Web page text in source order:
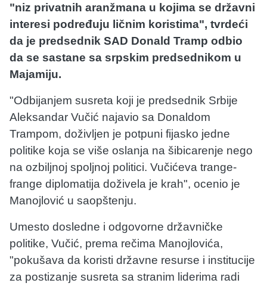
"niz privatnih aranžmana u kojima se državni
interesi podređuju ličnim koristima", tvrdeći
da je predsednik SAD Donald Tramp odbio
da se sastane sa srpskim predsednikom u
Majamiju.
"Odbijanjem susreta koji je predsednik Srbije
Aleksandar Vučić najavio sa Donaldom
Trampom, doživljen je potpuni fijasko jedne
politike koja se više oslanja na šibicarenje nego
na ozbiljnoj spoljnoj politici. Vučićeva trange-
frange diplomatija doživela je krah", ocenio je
Manojlović u saopštenju.
Umesto dosledne i odgovorne državničke
politike, Vučić, prema rečima Manojlovića,
"pokušava da koristi državne resurse i institucije
za postizanje susreta sa stranim liderima radi